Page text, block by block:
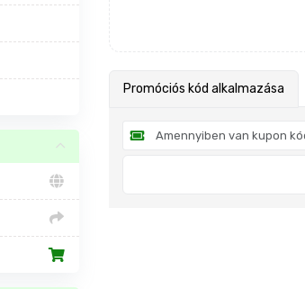
Promóciós kód alkalmazása